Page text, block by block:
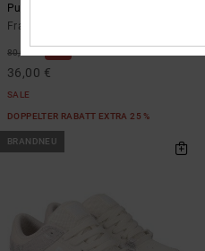
Pure
Frauen Schwarz Lederschuhe
80,00 €
36,00 €
SALE
DOPPELTER RABATT EXTRA 25 %
BRANDNEU